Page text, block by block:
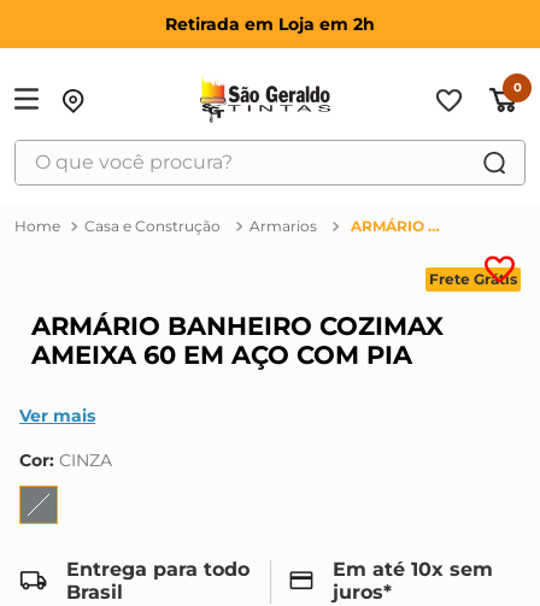
Retirada em Loja em 2h
0
O que você procura?
Casa e Construção Armarios ARMÁRIO BANHEIRO COZIMAX AMEIXA 60 EM AÇO COM PIA
Frete Grátis
ARMÁRIO BANHEIRO COZIMAX
AMEIXA 60 EM AÇO COM PIA
Ver mais
Cor: CINZA
Entrega para todo
Brasil
Em até 10x sem
juros*
3º
haus
5º
vonder
6º
montana
7º
9
massa acrilica